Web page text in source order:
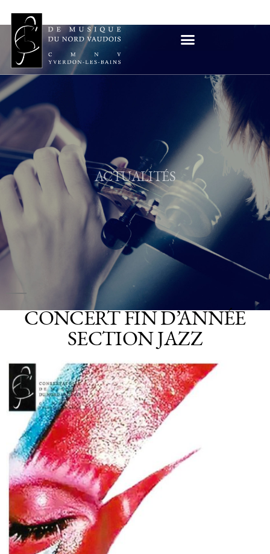
ACTUALITÉS
CONCERT FIN D’ANNÉE
SECTION JAZZ